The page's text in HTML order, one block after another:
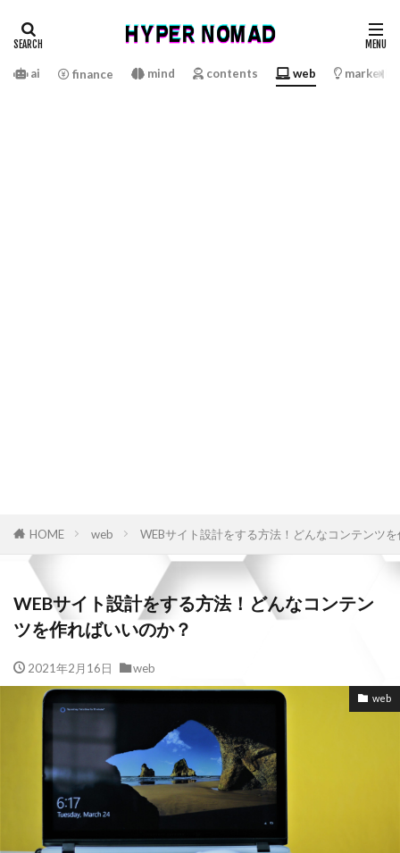
ai finance mind contents web
HOME web WEBサイト設計をする方法！どんなコンテンツ
WEBサイト設計をする方法！どんなコンテン
ツを作ればいいのか？
2021年2月16日 web
web